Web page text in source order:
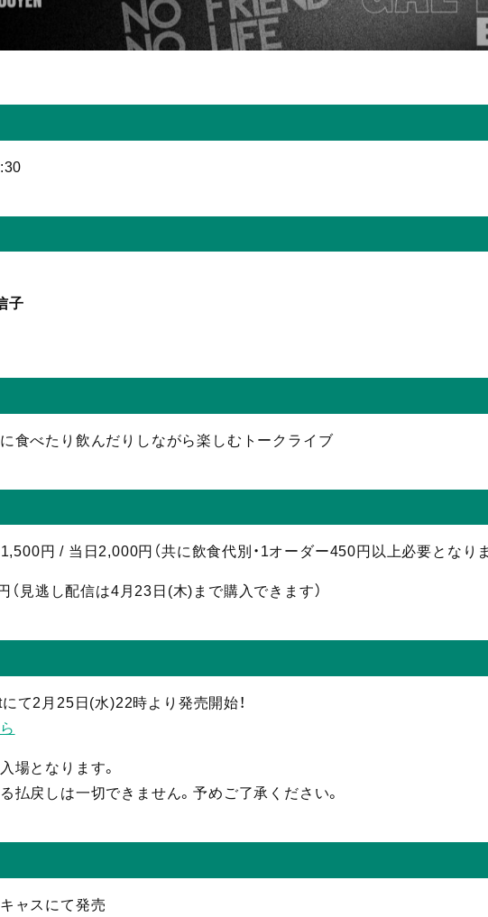
子
食べたり飲んだりしながら楽しむトークライブ
1,500円 / 当日2,000円（共に飲食代別・1オーダー450円以上必要となり
（見逃し配信は4月23日(木)まで購入できます）
て2月25日(水)22時より発売開始！
場となります。
払戻しは一切できません。予めご了承ください。
ャスにて発売